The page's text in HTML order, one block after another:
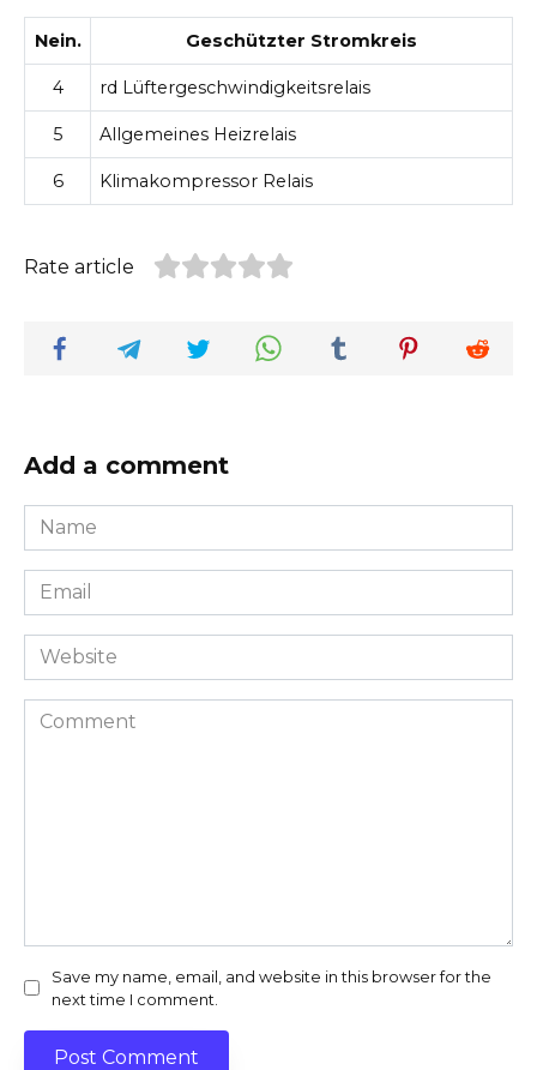
Nein. Geschützter Stromkreis
4 rd Lüftergeschwindigkeitsrelais
5 Allgemeines Heizrelais
6 Klimakompressor Relais
Rate article
Add a comment
Name
*
Email
*
Website
Comment
Save my name, email, and website in this browser for the
next time I comment.